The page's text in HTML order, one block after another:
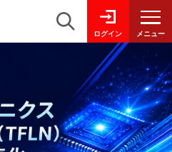
ログイン メニュー